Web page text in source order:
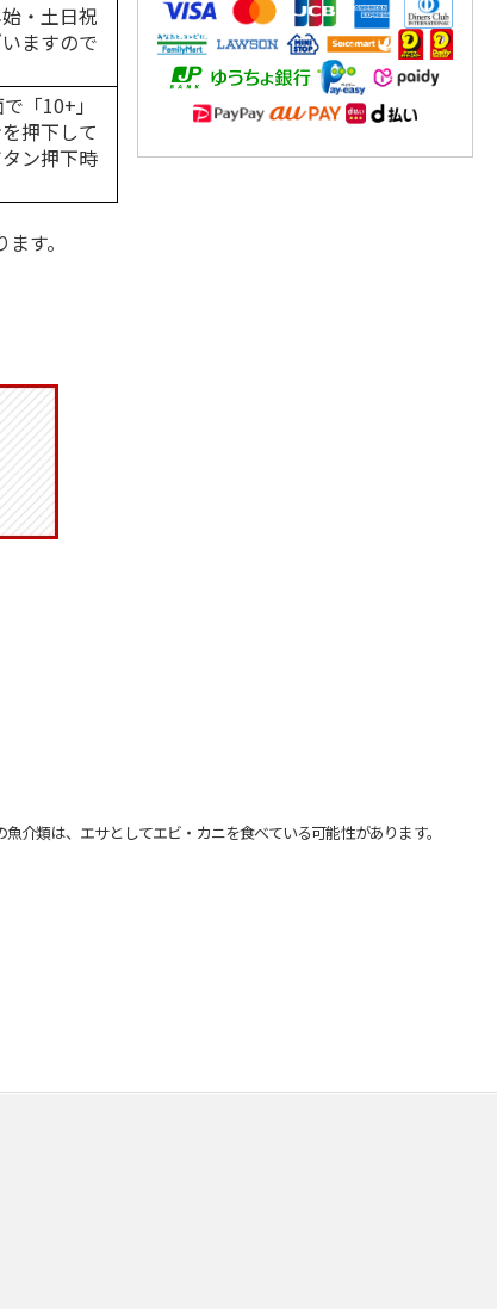
・土日祝
ますので
「10+」
押下して
ン押下時
す。
類は、エサとしてエビ・カニを食べている可能性があります。